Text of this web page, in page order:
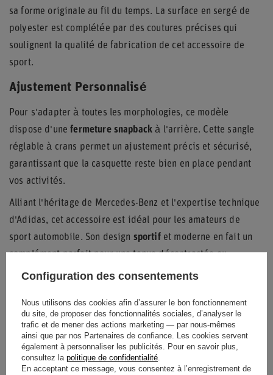
sa forme originale au fil du temps. La surface en sergé de
polyester est complétée par des coutures précises qui
soulignent la qualité de fabrication de cet accessoire de
sport.
Ajustement Personnalisé
Pour s'adapter à toutes les morphologies, ce modèle
dispose d'unefermeture snapback à l'arrière. Cette sangle
réglable à crans permet un ajustement précis et sécurisé,
garantissant que la casquette reste bien en place pendant
vos activités.
Alliant l'héritage de Mercedes-Benz et l'expertise technique
d'Adidas, cet accessoire est idéal pour les amateurs de
sport automobile. Son design sportifet moderne en fait un
complément parfait pour une tenue décontractée ou
streetwear.
Entité responsable de ce
produit dans l'UE
ADIDAS Lire la suite
État Nouveaux produits
Configuration des consentements
Nous utilisons des cookies afin d’assurer le bon fonctionnement
du site, de proposer des fonctionnalités sociales, d’analyser le
trafic et de mener des actions marketing — par nous-mêmes
ainsi que par nos Partenaires de confiance. Les cookies servent
également à personnaliser les publicités. Pour en savoir plus,
consultez la politique de confidentialité
En acceptant ce message, vous consentez à l’enregistrement de